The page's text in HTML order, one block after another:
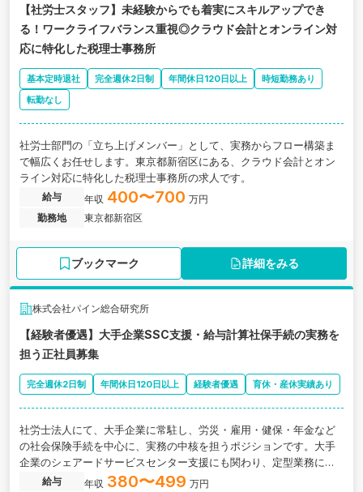
【社労士スタッフ】未経験からでも着実にスキルアップでき
る！ワークライフバランス重視◎クラウド会計とオンライン対
応に特化した税理士事務所
基本定時退社 完全週休2日制 年間休日120日以上
時短勤務あり
転勤なし
社労士部門の「立ち上げメンバー」として、実務からフロー構築ま
で幅広くお任せします。東京都新宿区にある、クラウド会計とオン
ライン対応に特化した税理士事務所の求人です。
給与 年収 400〜700 万円
勤務地
東京都新宿区
ブックマーク 詳細をみる
株式会社パイン総合研究所
【経験者優遇】大手企業SSC支援・給与計算社保手続の実務を
担う正社員募集
完全週休2日制 年間休日120日以上 経験者優遇 育休・産休実績あり
社労士法人にて、大手企業に常駐し、労災・雇用・健保・年金など
の社会保険手続を中心に、実務の中核を担うポジションです。大手
企業のシェアードサービスセンター支援にも関わり、定型業務に留
まらない経験を積めます。
給与 年収 380〜499 万円